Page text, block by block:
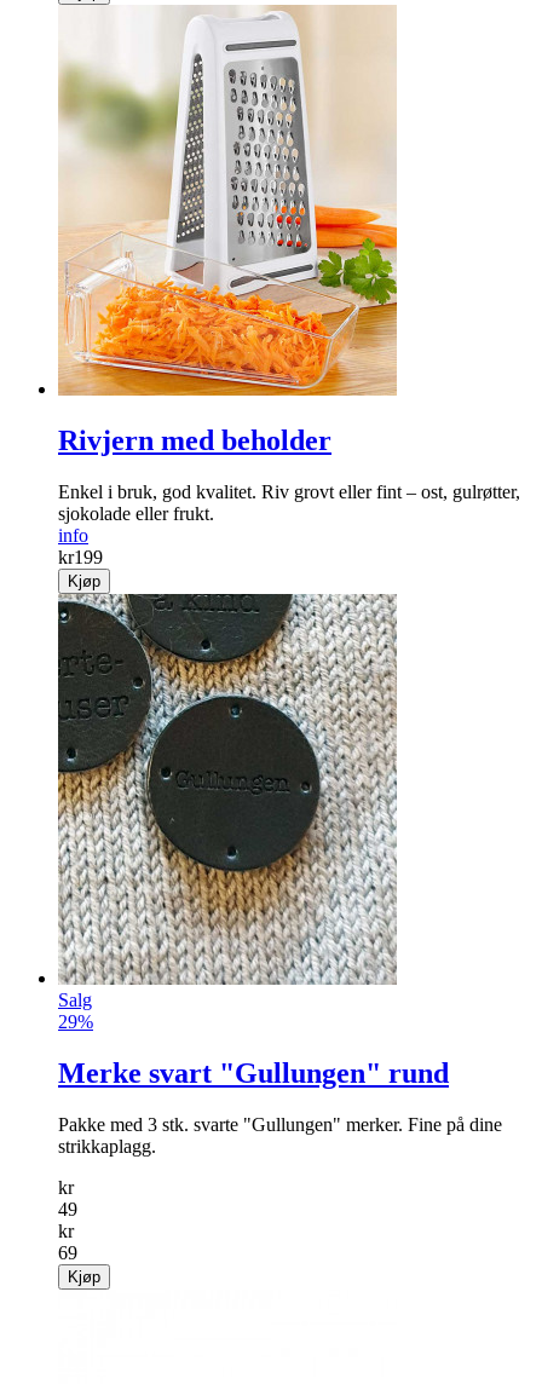
Ryggstøtte
Komfortabelt ryggbelte med myke støtte­puter og integrerte ­
magneter.
info
kr299
Kjøp
Rivjern med beholder
Enkel i bruk, god kvalitet. Riv grovt eller fint – ost, gulrøtt­er,
sjoko­lade eller frukt.
info
kr199
Kjøp